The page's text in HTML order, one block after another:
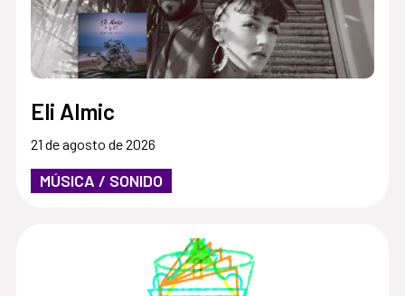
Eli Almic
21 de agosto de 2026
MÚSICA / SONIDO